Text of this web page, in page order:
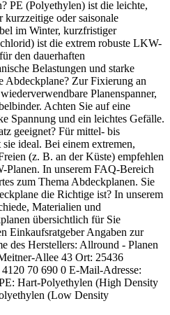
PE (Polyethylen) ist die leichte,
oder saisonale
im Winter, kurzfristiger
ist die extrem robuste LKW-
den dauerhaften
Belastungen und starke
Abdeckplane? Zur Fixierung an
Planenspanner,
Achten Sie auf eine
Spannung und ein leichtes Gefälle.
geeignet? Für mittel- bis
ideal. Bei einem extremen,
(z. B. an der Küste) empfehlen
In unserem FAQ-Bereich
zum Thema Abdeckplanen. Sie
die Richtige ist? In unserem
Materialien und
übersichtlich für Sie
Einkaufsratgeber Angaben zur
des Herstellers: Allround - Planen
Allee 43 Ort: 25436
70 690 0 E-Mail-Adresse:
Hart-Polyethylen (High Density
(Low Density